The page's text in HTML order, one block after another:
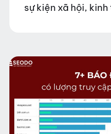
sự kiện xã hội,